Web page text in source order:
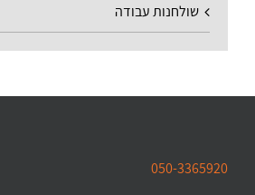
שולחנות עבודה
050-3365920